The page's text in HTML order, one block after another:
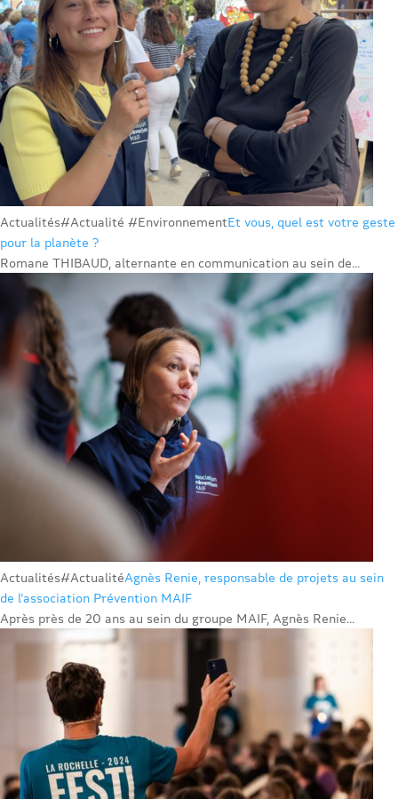
Actualités#Actualité #EnvironnementEt vous, quel est votre geste
pour la planète ?
Romane THIBAUD, alternante en communication au sein de...
Actualités#ActualitéAgnès Renie, responsable de projets au sein
de l’association Prévention MAIF
Après près de 20 ans au sein du groupe MAIF, Agnès Renie...